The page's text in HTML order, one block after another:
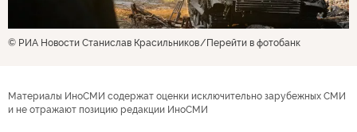
© РИА Новости Станислав Красильников Перейти в фотобанк
Материалы ИноСМИ содержат оценки исключительно зарубежных СМИ
и не отражают позицию редакции ИноСМИ